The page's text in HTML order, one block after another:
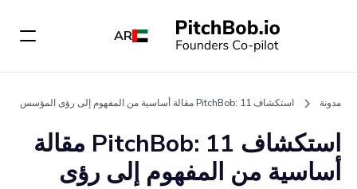
AR
مدونة استكشاف PitchBob: 11 مقالة أساسية من المفهوم إلى رؤى المؤسس
استكشاف PitchBob: 11 مقالة
أساسية من المفهوم إلى رؤى